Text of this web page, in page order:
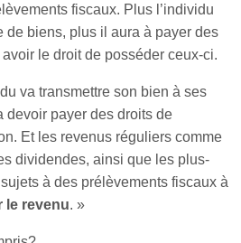
fiscaux. Plus l’individu
de biens, plus il aura à payer des
le droit de posséder ceux-ci.
va transmettre son bien à ses
devoir payer des droits de
Et les revenus réguliers comme
dividendes, ainsi que les plus-
à des prélèvements fiscaux à
le revenu. »